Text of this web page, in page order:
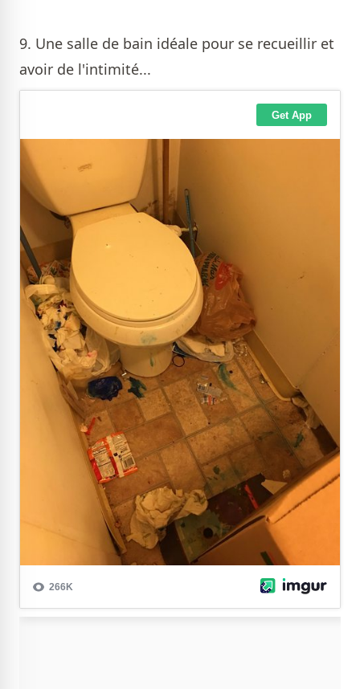
9. Une salle de bain idéale pour se recueillir et
avoir de l'intimité...